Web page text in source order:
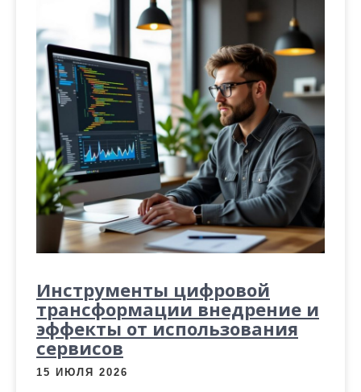
Инструменты цифровой
трансформации внедрение и
эффекты от использования
сервисов
15 ИЮЛЯ 2026